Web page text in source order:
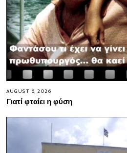
AUGUST 6, 2026
Γιατί φταίει η φύση